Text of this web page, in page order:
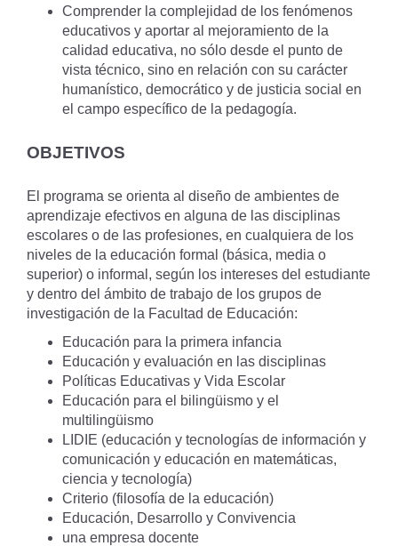
Comprender la complejidad de los fenómenos
educativos y aportar al mejoramiento de la
calidad educativa, no sólo desde el punto de
vista técnico, sino en relación con su carácter
humanístico, democrático y de justicia social en
el campo específico de la pedagogía.
OBJETIVOS
El programa se orienta al diseño de ambientes de
aprendizaje efectivos en alguna de las disciplinas
escolares o de las profesiones, en cualquiera de los
niveles de la educación formal (básica, media o
superior) o informal, según los intereses del estudiante
y dentro del ámbito de trabajo de los grupos de
investigación de la Facultad de Educación:
Educación para la primera infancia
Educación y evaluación en las disciplinas
Políticas Educativas y Vida Escolar
Educación para el bilingüismo y el
multilingüismo
LIDIE (educación y tecnologías de información y
comunicación y educación en matemáticas,
ciencia y tecnología)
Criterio (filosofía de la educación)
Educación, Desarrollo y Convivencia
una empresa docente